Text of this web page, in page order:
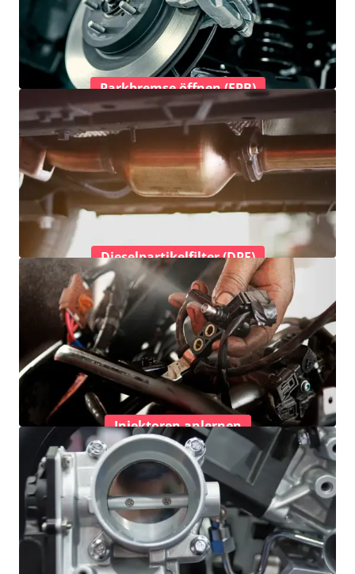
Parkbremse öffnen (EPB)
Dieselpartikelfilter (DPF)
Injektoren anlernen